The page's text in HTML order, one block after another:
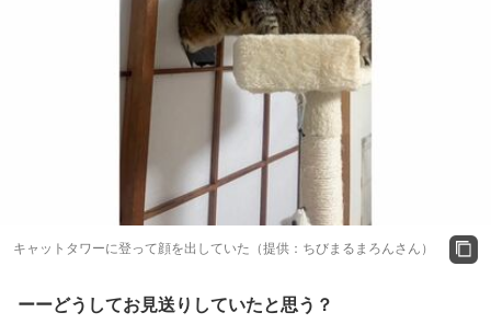
キャットタワーに登って顔を出していた（提供：ちびまるまろんさん）
ーーどうしてお見送りしていたと思う？